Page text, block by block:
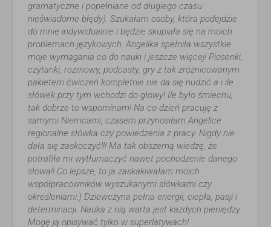
gramatyczne i popełniane od długiego czasu
nieświadome błędy). Szukałam osoby, która podejdzie
do mnie indywidualnie i będzie skupiała się na moich
problemach językowych. Angelika spełniła wszystkie
moje wymagania co do nauki i jeszcze więcej! Piosenki,
czytanki, rozmowy, podcasty, gry z tak zróżnicowanym
pakietem ćwiczeń kompletnie nie da się nudzić a i ile
słówek przy tym wchodzi do głowy! Ile było śmiechu,
tak dobrze to wspominam! Na co dzień pracuję z
samymi Niemcami, czasem przynosiłam Angelice
regionalne słówka czy powiedzenia z pracy. Nigdy nie
dała się zaskoczyć!!! Ma tak obszerną wiedzę, że
potrafiła mi wytłumaczyć nawet pochodzenie danego
słowa!! Co lepsze, to ja zaskakiwałam moich
współpracowników wyszukanymi słówkami czy
określeniami:) Dziewczyna pełna energii, ciepła, pasji i
determinacji. Nauka z nią warta jest każdych pieniędzy.
Mogę ją opisywać tylko w superlatywach!